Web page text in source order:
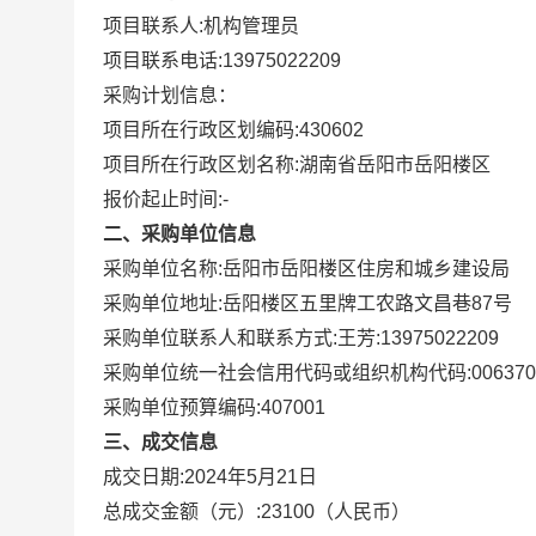
项目联系人:机构管理员
项目联系电话:13975022209
采购计划信息：
项目所在行政区划编码:430602
项目所在行政区划名称:湖南省岳阳市岳阳楼区
报价起止时间:-
二、采购单位信息
采购单位名称:岳阳市岳阳楼区住房和城乡建设局
采购单位地址:岳阳楼区五里牌工农路文昌巷87号
采购单位联系人和联系方式:王芳:13975022209
采购单位统一社会信用代码或组织机构代码:
采购单位预算编码:407001
三、成交信息
成交日期:2024年5月21日
总成交金额（元）:23100 （人民币）